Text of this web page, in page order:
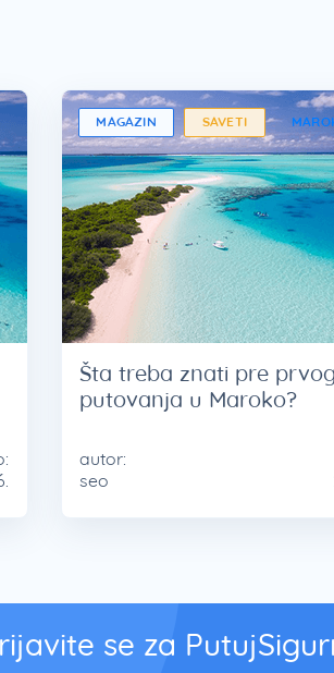
MAGAZIN SAVETI
Šta treba znati pre prvog
putovanja u Maroko?
autor:
seo
se za